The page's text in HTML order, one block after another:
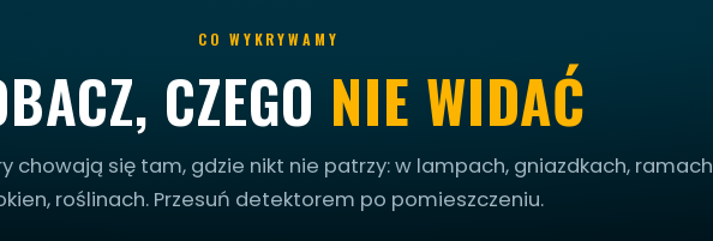
CO WYKRYWAMY
CZEGO NIE WIDAĆ
chowają się tam, gdzie nikt nie patrzy: w lampach, gniazdkach, ramach
roślinach. Przesuń detektorem po pomieszczeniu.